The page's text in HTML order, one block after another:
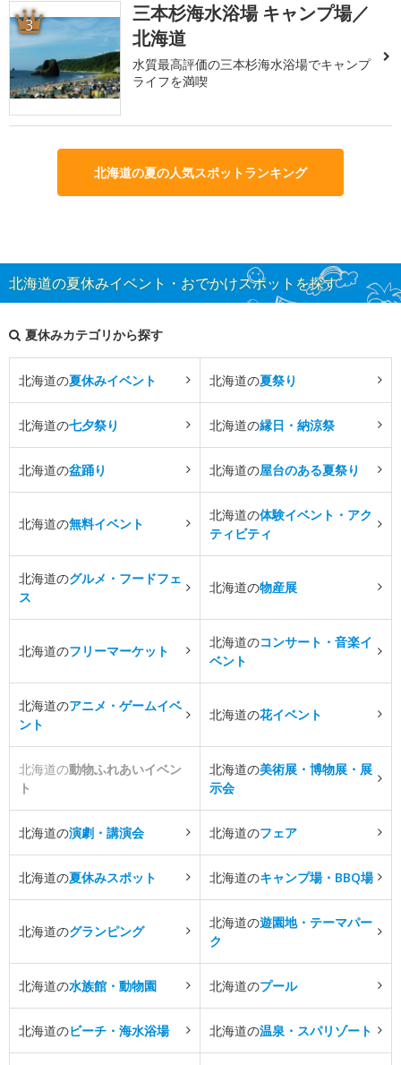
3
三本杉海水浴場 キャンプ場／
北海道
水質最高評価の三本杉海水浴場でキャンプ
ライフを満喫
北海道の夏の人気スポットランキング
北海道の夏休みイベント・おでかけスポットを探す
夏休みカテゴリから探す
北海道の夏休みイベント 北海道の夏祭り
北海道の七夕祭り 北海道の縁日・納涼祭
北海道の盆踊り 北海道の屋台のある夏祭り
北海道の無料イベント
北海道の体験イベント・アク
ティビティ
北海道のグルメ・フードフェ
ス
北海道の物産展
北海道のフリーマーケット
北海道のコンサート・音楽イ
ベント
北海道のアニメ・ゲームイベ
ント
北海道の花イベント
北海道の動物ふれあいイベン
ト
北海道の美術展・博物展・展
示会
北海道の演劇・講演会 北海道のフェア
北海道の夏休みスポット 北海道のキャンプ場・BBQ場
北海道のグランピング
北海道の遊園地・テーマパー
ク
北海道の水族館・動物園 北海道のプール
北海道のビーチ・海水浴場 北海道の温泉・スパリゾート